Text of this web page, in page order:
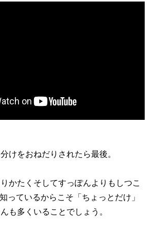
けをおねだりされたら最後。
かたくそしてすっぽんよりもしつこ
っているからこそ「ちょっとだけ」
も多くいることでしょう。